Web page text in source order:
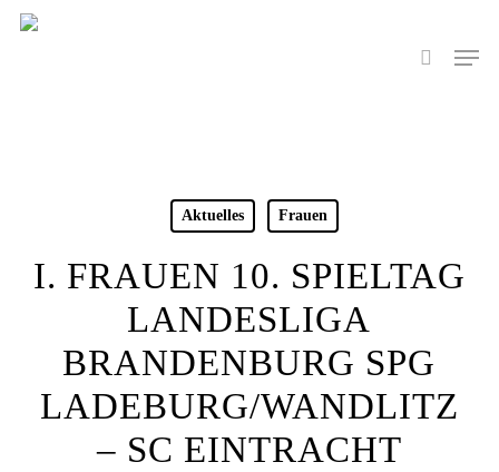
Skip
search
Menu
Aktuelles Frauen
I. FRAUEN 10. SPIELTAG
LANDESLIGA
BRANDENBURG SPG
LADEBURG/WANDLITZ
– SC EINTRACHT